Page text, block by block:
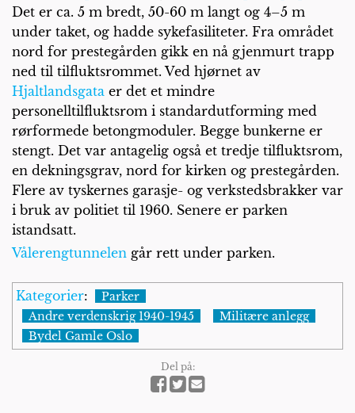
Det er ca. 5 m bredt, 50-60 m langt og 4–5 m
under taket, og hadde sykefasiliteter. Fra området
nord for prestegården gikk en nå gjenmurt trapp
ned til tilfluktsrommet. Ved hjørnet av
Hjaltlandsgata er det et mindre
personelltilfluktsrom i standardutforming med
rørformede betongmoduler. Begge bunkerne er
stengt. Det var antagelig også et tredje tilfluktsrom,
en dekningsgrav, nord for kirken og prestegården.
Flere av tyskernes garasje- og verkstedsbrakker var
i bruk av politiet til 1960. Senere er parken
istandsatt.
Vålerengtunnelen går rett under parken.
Kategorier:
Parker
Andre verdenskrig 1940-1945
Militære anlegg
Bydel Gamle Oslo
Del på: